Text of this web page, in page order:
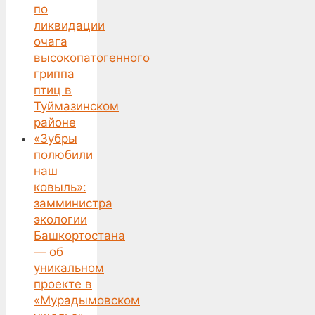
по
ликвидации
очага
высокопатогенного
гриппа
птиц в
Туймазинском
районе
«Зубры
полюбили
наш
ковыль»:
замминистра
экологии
Башкортостана
— об
уникальном
проекте в
«Мурадымовском